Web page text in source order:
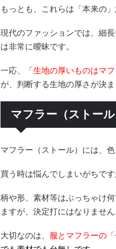
もっとも、これらは「本来の」
現代のファッションでは、細
は非常に曖昧です。
一応、「生地の厚いものはマ
が、判断する生地の厚さが決
マフラー（ストー
マフラー（ストール）には、
買う時は悩んでしまいがちで
柄や形、素材等はぶっちゃけ
ますが、決定打にはなりません
大切なのは、 服とマフラーの「